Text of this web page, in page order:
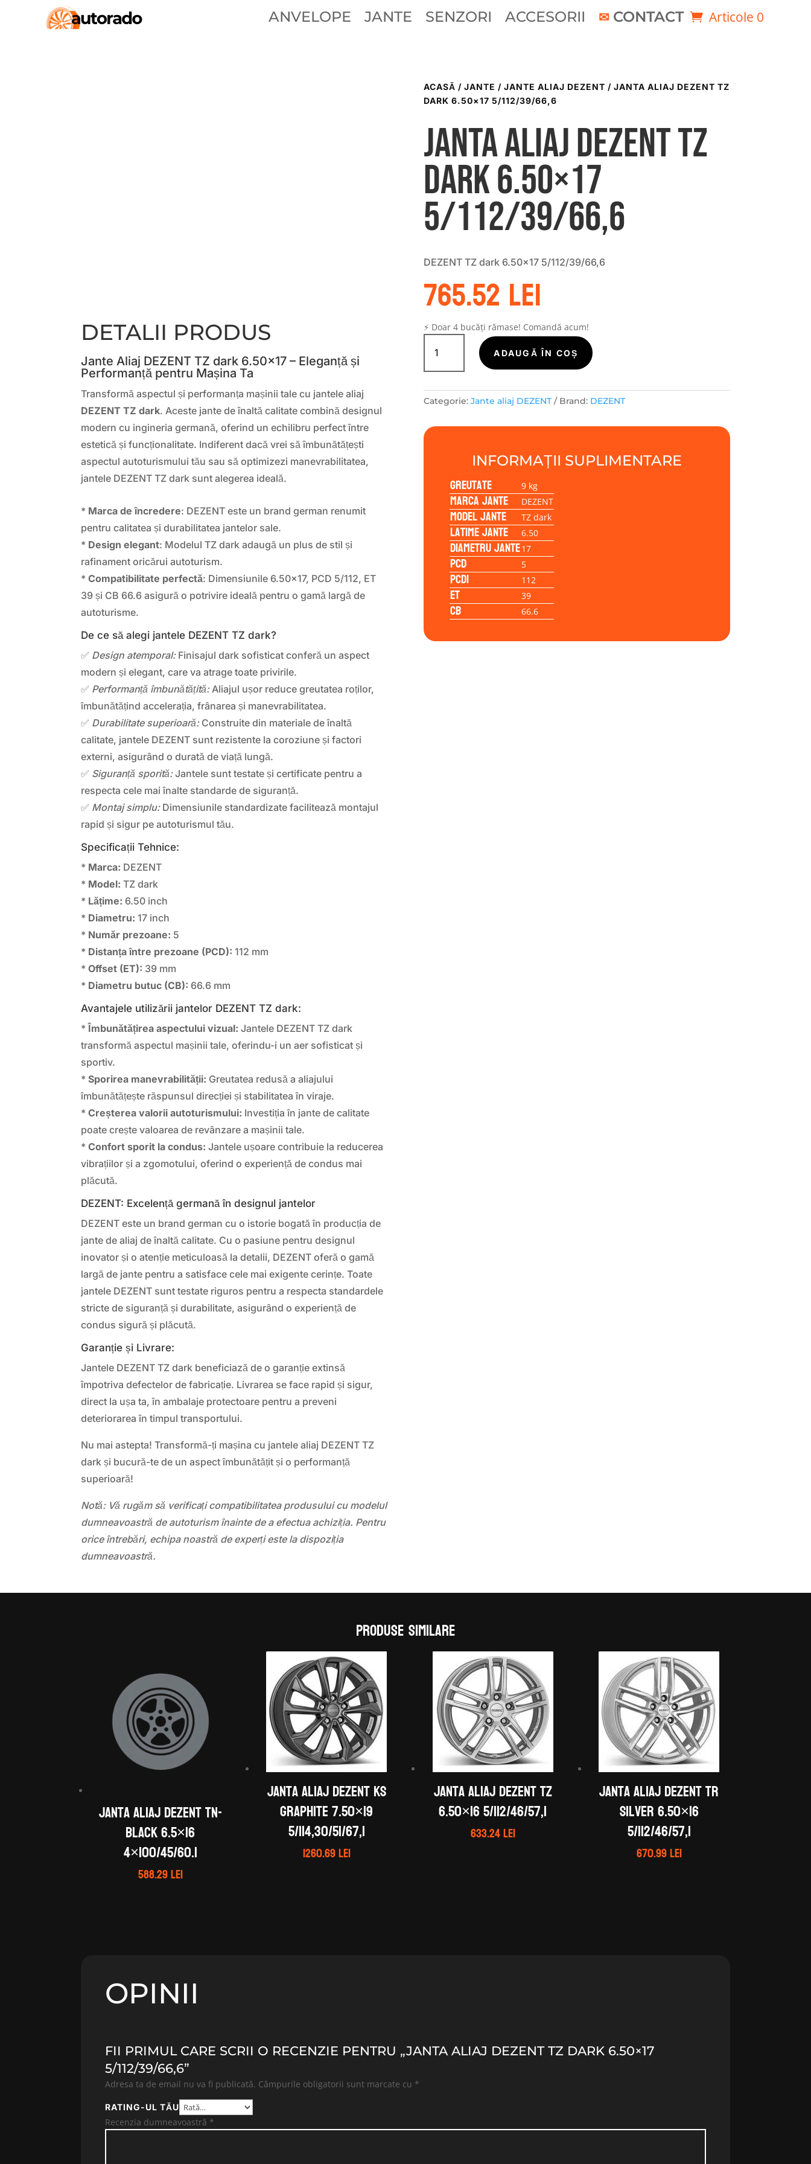
ANVELOPE JANTE SENZORI ACCESORII CONTACT Articole 0
DETALII PRODUS
Jante Aliaj DEZENT TZ dark 6.50×17 – Eleganță și
Performanță pentru Mașina Ta
Transformă aspectul și performanța mașinii tale cu jantele aliaj
DEZENT TZ dark. Aceste jante de înaltă calitate combină designul
modern cu ingineria germană, oferind un echilibru perfect între
estetică și funcționalitate. Indiferent dacă vrei să îmbunătățești
aspectul autoturismului tău sau să optimizezi manevrabilitatea,
jantele DEZENT TZ dark sunt alegerea ideală.
* Marca de încredere: DEZENT este un brand german renumit
pentru calitatea și durabilitatea jantelor sale.
* Design elegant: Modelul TZ dark adaugă un plus de stil și
rafinament oricărui autoturism.
*Compatibilitate perfectă: Dimensiunile 6.50×17, PCD 5/112, ET
39 și CB 66.6 asigură o potrivire ideală pentru o gamă largă de
autoturisme.
De ce să alegi jantele DEZENT TZ dark?
✅ Design atemporal:Finisajul dark sofisticat conferă un aspect
modern și elegant, care va atrage toate privirile.
✅ Performanță îmbunătățită:Aliajul ușor reduce greutatea roților,
îmbunătățind accelerația, frânarea și manevrabilitatea.
✅ Durabilitate superioară:Construite din materiale de înaltă
calitate, jantele DEZENT sunt rezistente la coroziune și factori
externi, asigurând o durată de viață lungă.
✅ Siguranță sporită:Jantele sunt testate și certificate pentru a
respecta cele mai înalte standarde de siguranță.
✅ Montaj simplu:Dimensiunile standardizate facilitează montajul
rapid și sigur pe autoturismul tău.
Specificații Tehnice:
* Marca: DEZENT
* Model: TZ dark
* Lățime: 6.50 inch
* Diametru: 17 inch
* Număr prezoane: 5
* Distanța între prezoane (PCD): 112 mm
*Offset (ET): 39 mm
* Diametru butuc (CB): 66.6 mm
Avantajele utilizării jantelor DEZENT TZ dark:
*Îmbunătățirea aspectului vizual: Jantele DEZENT TZ dark
transformă aspectul mașinii tale, oferindu-i un aer sofisticat și
sportiv.
*Sporirea manevrabilității: Greutatea redusă a aliajului
îmbunătățește răspunsul direcției și stabilitatea în viraje.
*Creșterea valorii autoturismului: Investiția în jante de calitate
poate crește valoarea de revânzare a mașinii tale.
*Confort sporit la condus: Jantele ușoare contribuie la reducerea
vibrațiilor și a zgomotului, oferind o experiență de condus mai
plăcută.
DEZENT: Excelență germană în designul jantelor
DEZENT este un brand german cu o istorie bogată în producția de
jante de aliaj de înaltă calitate. Cu o pasiune pentru designul
inovator și o atenție meticuloasă la detalii, DEZENT oferă o gamă
largă de jante pentru a satisface cele mai exigente cerințe. Toate
jantele DEZENT sunt testate riguros pentru a respecta standardele
stricte de siguranță și durabilitate, asigurând o experiență de
condus sigură și plăcută.
Garanție și Livrare:
Jantele DEZENT TZ dark beneficiază de o garanție extinsă
împotriva defectelor de fabricație. Livrarea se face rapid și sigur,
direct la ușa ta, în ambalaje protectoare pentru a preveni
deteriorarea în timpul transportului.
Nu mai astepta! Transformă-ți mașina cu jantele aliaj DEZENT TZ
dark și bucură-te de un aspect îmbunătățit și o performanță
superioară!
Notă: Vă rugăm să verificați compatibilitatea produsului cu modelul
dumneavoastră de autoturism înainte de a efectua achiziția. Pentru
orice întrebări, echipa noastră de experți este la dispoziția
dumneavoastră.
ACASĂ / JANTE / JANTE ALIAJ DEZENT / JANTA ALIAJ DEZENT TZ
DARK 6.50×17 5/112/39/66,6
Janta aliaj DEZENT TZ
dark 6.50×17
5/112/39/66,6
DEZENT TZ dark 6.50×17 5/112/39/66,6
765.52lei
⚡ Doar 4 bucăți rămase! Comandă acum!
Cantitate
Janta
aliaj
TZ
dark
6.50x17
5/112/39/66,6
ADAUGĂ ÎN COȘ
Categorie: Jante aliaj DEZENT Brand: DEZENT
INFORMAȚII SUPLIMENTARE
Greutate 9 kg
Marca jante DEZENT
Model jante TZ dark
Latime jante 6.50
Diametru jante17
PCD 5
PCD1 112
ET 39
CB 66.6
Produse similare
Janta aliaj DEZENT TN-
black 6.5×16
4×100/45/60.1
588.29lei
Janta aliaj DEZENT KS
graphite 7.50×19
5/114,30/51/67,1
1260.69lei
Janta aliaj DEZENT TZ
6.50×16 5/112/46/57,1
633.24lei
Janta aliaj DEZENT TR
silver 6.50×16
5/112/46/57,1
670.99lei
OPINII
FII PRIMUL CARE SCRII O RECENZIE PENTRU „JANTA ALIAJ DEZENT TZ DARK 6.50×17
5/112/39/66,6”
Adresa ta de email nu va fi publicată. Câmpurile obligatorii sunt marcate cu *
RATING-UL TĂU
Recenzia dumneavoastră *